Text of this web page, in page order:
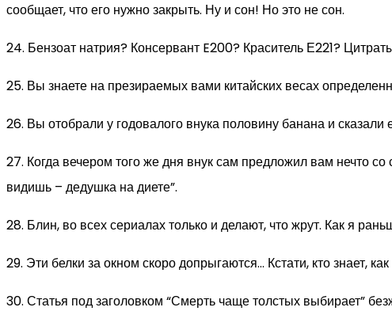
сообщает, что его нужно закрыть. Ну и сон! Но это не сон.
24. Бензоат натрия? Консервант E200? Краситель Е221?
25. Вы знаете на презираемых вами китайских весах
26. Вы отобрали у годовалого внука половину банана и
27. Когда вечером того же дня внук сам предложил вам нечто
видишь – дедушка на диете”.
28. Блин, во всех сериалах только и делают, что жрут. Как я
29. Эти белки за окном скоро допрыгаются… Кстати, кто знает, как
30. Статья под заголовком “Смерть чаще толстых выбирает”